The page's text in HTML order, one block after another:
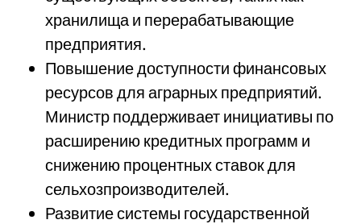
хранилища и перерабатывающие
предприятия.
Повышение доступности финансовых
ресурсов для аграрных предприятий.
Министр поддерживает инициативы по
расширению кредитных программ и
снижению процентных ставок для
сельхозпроизводителей.
Развитие системы государственной